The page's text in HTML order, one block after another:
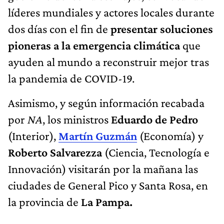
líderes mundiales y actores locales durante
dos días con el fin de presentar soluciones
pioneras a la emergencia climáticaque
ayuden al mundo a reconstruir mejor tras
la pandemia de COVID-19.
Asimismo, y según información recabada
por NA, los ministros Eduardo de Pedro
(Interior), Martín Guzmán (Economía) y
Roberto Salvarezza(Ciencia, Tecnología e
Innovación) visitarán por la mañana las
ciudades de General Pico y Santa Rosa, en
la provincia de La Pampa.